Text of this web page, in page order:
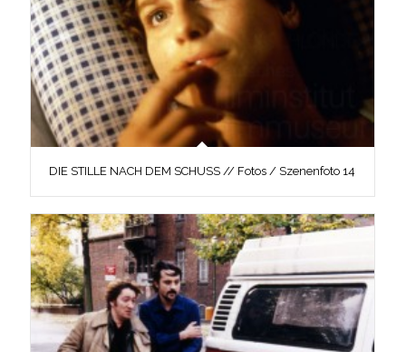
DIE STILLE NACH DEM SCHUSS // Fotos / Szenenfoto 14